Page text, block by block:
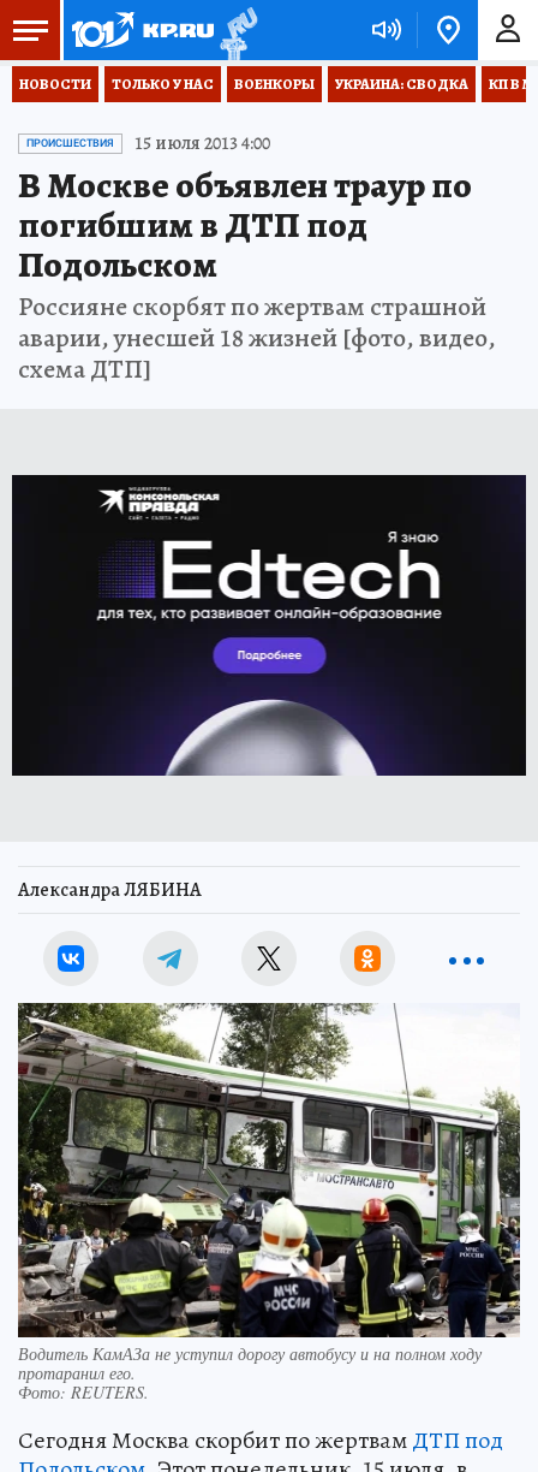
НОВОСТИ ТОЛЬКО У НАС ВОЕНКОРЫ УКРАИНА: СВОДКА КП В
ПРОИСШЕСТВИЯ 15 июля 2013 4:00
В Москве объявлен траур по
погибшим в ДТП под
Подольском
Россияне скорбят по жертвам страшной
аварии, унесшей 18 жизней [фото, видео,
схема ДТП]
Александра ЛЯБИНА
Водитель КамАЗа не уступил дорогу автобусу и на полном ходу
протаранил его.
Фото: REUTERS.
Сегодня Москва скорбит по жертвамДТП под